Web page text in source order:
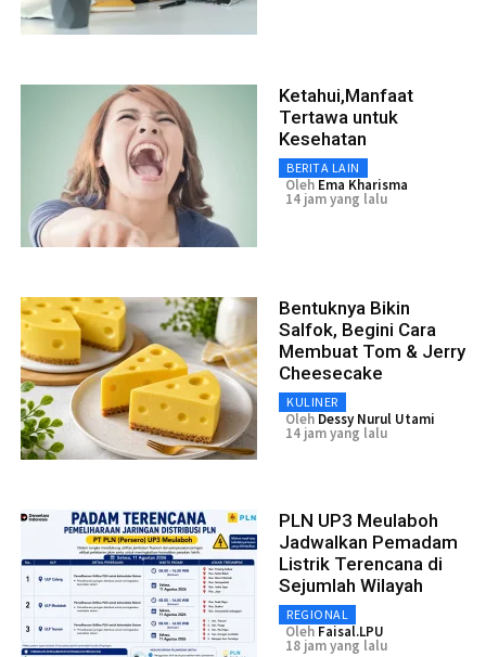
Ketahui,Manfaat
Tertawa untuk
Kesehatan
BERITA LAIN
Oleh Ema Kharisma
14 jam yang lalu
Bentuknya Bikin
Salfok, Begini Cara
Membuat Tom & Jerry
Cheesecake
KULINER
Oleh Dessy Nurul Utami
14 jam yang lalu
PLN UP3 Meulaboh
Jadwalkan Pemadam
Listrik Terencana di
Sejumlah Wilayah
REGIONAL
Oleh Faisal.LPU
18 jam yang lalu